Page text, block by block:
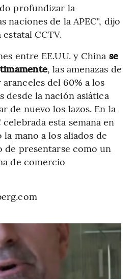
profundizar la
naciones de la APEC", dijo
CCTV.
entre EE.UU. y China se
, las amenazas de
del 60% a los
desde la nación asiática
de nuevo los lazos. En la
esta semana en
mano a los aliados de
de presentarse como un
de comercio